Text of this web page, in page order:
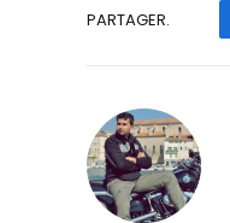
PARTAGER.